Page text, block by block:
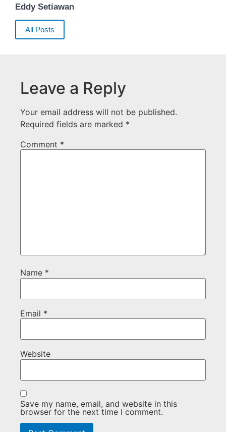
Eddy Setiawan
All Posts
Leave a Reply
Your email address will not be published.
Required fields are marked *
Comment *
Name *
Email *
Website
Save my name, email, and website in this
browser for the next time I comment.